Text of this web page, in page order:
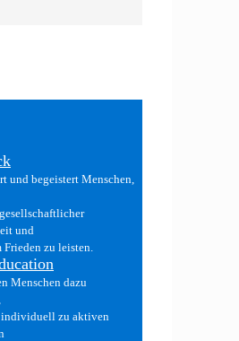
und begeistert Menschen,
und
Frieden zu leisten.
Menschen dazu
zu aktiven